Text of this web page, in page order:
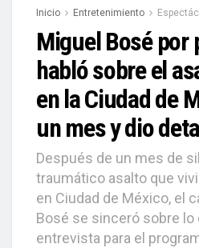
Inicio Entretenimiento
Miguel Bosé por
habló sobre el
en la Ciudad de
un mes y dio
Después de un mes de
traumático asalto que
en Ciudad de México, el
Bosé se sinceró sobre lo
entrevista para el